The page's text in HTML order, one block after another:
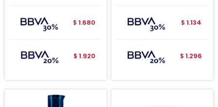
$ 1.680
$ 1.920
$ 1.134
$ 1.296